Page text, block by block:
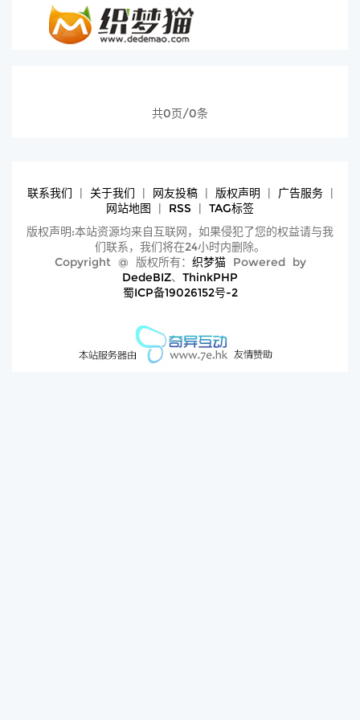
共0页/0条
联系我们 | 关于我们 | 网友投稿| 版权声明 | 广告服务|
网站地图 | RSS | TAG标签
版权声明:本站资源均来自互联网，如果侵犯了您的权益请与我
们联系，我们将在24小时内删除。
Copyright @ 版权所有： 织梦猫Powered by
DedeBIZ、 ThinkPHP
蜀ICP备19026152号-2